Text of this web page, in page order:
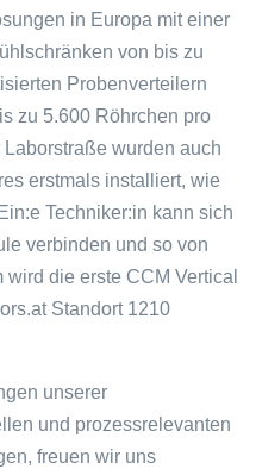
in Europa mit einer
von bis zu
Probenverteilern
zu 5.600 Röhrchen pro
wurden auch
erstmals installiert, wie
Techniker:in kann sich
verbinden und so von
die erste CCM Vertical
Standort 1210
unserer
und prozessrelevanten
freuen wir uns